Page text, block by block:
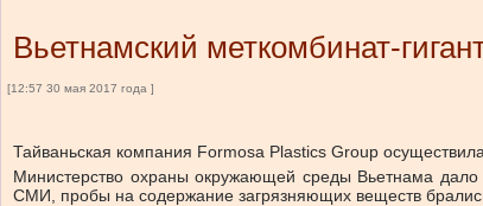
Вьетнамский меткомбинат-
[12:57 30 мая 2017 года ]
Тайваньская компания Formosa Plastics Group
Министерство охраны окружающей среды Вьетнама
СМИ, пробы на содержание загрязняющих веществ